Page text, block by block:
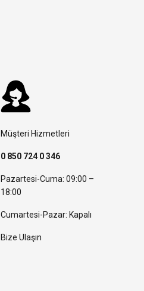
Müşteri Hizmetleri
0 850 724 0 346
Pazartesi-Cuma: 09:00 –
18:00
Cumartesi-Pazar: Kapalı
Bize Ulaşın